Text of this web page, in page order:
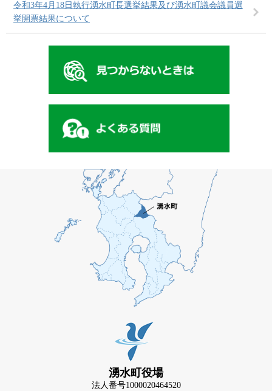
令和3年4月18日執行湧水町長選挙結果及び湧水町議会議員選
挙開票結果について
湧水町役場
法人番号1000020464520